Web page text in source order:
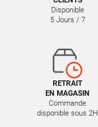
Disponible
5 Jours / 7
RETRAIT
EN MAGASIN
Commande
disponible sous 2H